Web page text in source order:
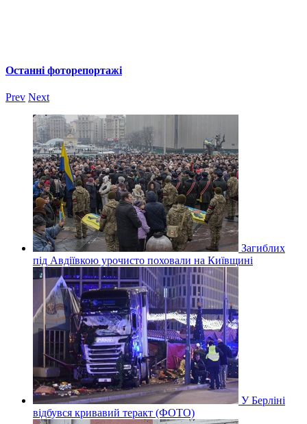
Останні фоторепортажі
Prev Next
Загиблих
під Авдіївкою урочисто поховали на Київщині
У Берліні
відбувся кривавий теракт (ФОТО)